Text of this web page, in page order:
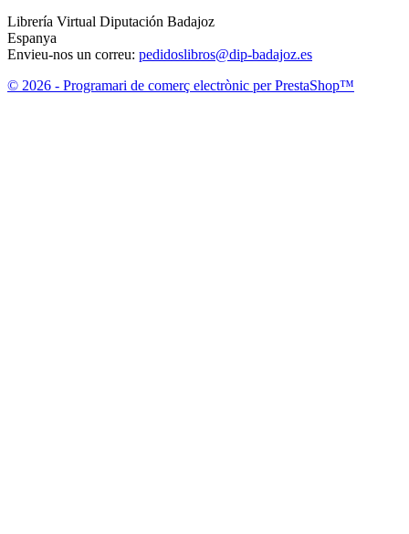
Librería Virtual Diputación Badajoz
Espanya
Envieu-nos un correu: pedidoslibros@dip-badajoz.es
© 2026 - Programari de comerç electrònic per PrestaShop™